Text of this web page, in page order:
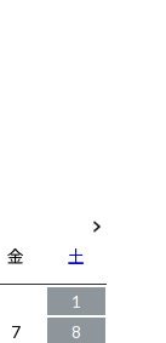
金
土
1
7 8